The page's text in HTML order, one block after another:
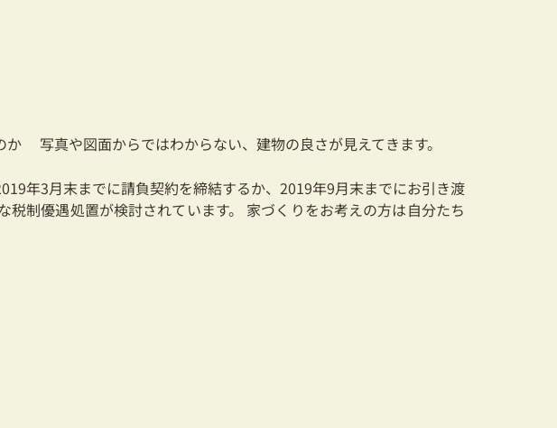
写真や図面からではわからない、建物の良さが見えてきます。
年3月末までに請負契約を締結するか、2019年9月末までにお引き渡
制優遇処置が検討されています。 家づくりをお考えの方は自分たち